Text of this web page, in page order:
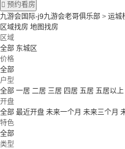
 预约看房
九游会国际-j9九游会老哥俱乐部 > 运城
区域找房 地图找房
区域
全部 东城区
价格
全部
户型
全部 一居 二居 三居 四居 五居 五居以上
开盘
全部 最近开盘 未来一个月 未来三个月
特色
全部
类型